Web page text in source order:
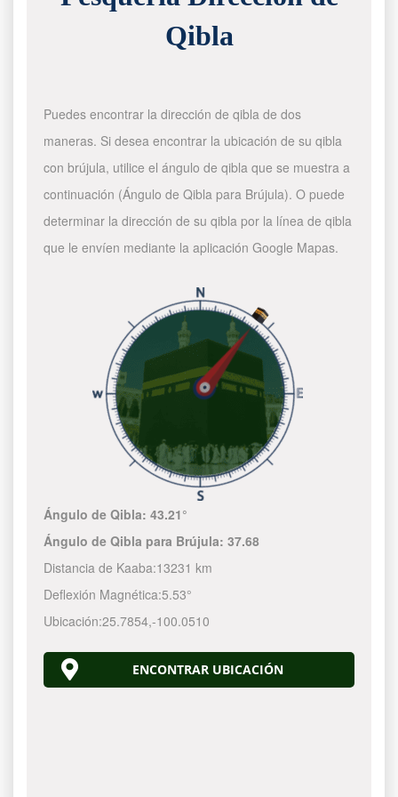
Qibla
Puedes encontrar la dirección de qibla de dos
maneras. Si desea encontrar la ubicación de su qibla
con brújula, utilice el ángulo de qibla que se muestra a
continuación (Ángulo de Qibla para Brújula). O puede
determinar la dirección de su qibla por la línea de qibla
que le envíen mediante la aplicación Google Mapas.
Ángulo de Qibla:43.21°
Ángulo de Qibla para Brújula:37.68
Distancia de Kaaba:13231 km
Deflexión Magnética:5.53°
Ubicación:25.7854,-100.0510
ENCONTRAR UBICACIÓN